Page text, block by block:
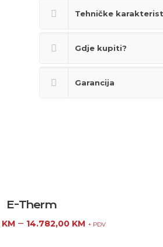
Tehničke
Gdje kupiti?
Garancija
E-Therm
KM – 14.782,00 KM + PDV